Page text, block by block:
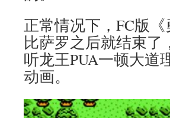
正常情况下，FC版
比萨罗之后就结束了
听龙王PUA一顿大道
动画。